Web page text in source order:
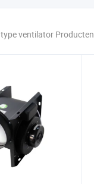
ventilator Producten